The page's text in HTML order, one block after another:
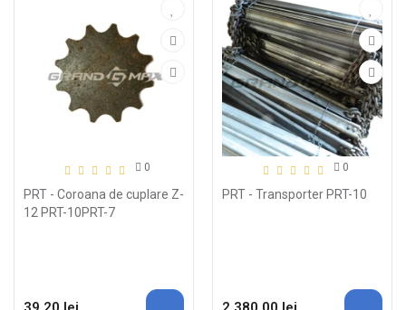
0
PRT - Coroana de cuplare Z-
12 PRT-10PRT-7
0
PRT - Transporter PRT-10